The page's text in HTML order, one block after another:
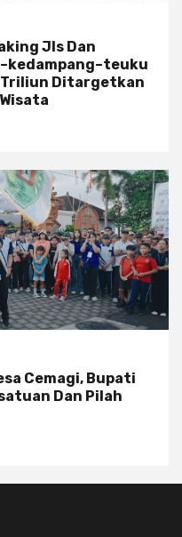
Jls Dan
Triliun Ditargetkan
Cemagi, Bupati
Dan Pilah